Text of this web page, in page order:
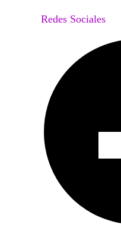
Redes Sociales